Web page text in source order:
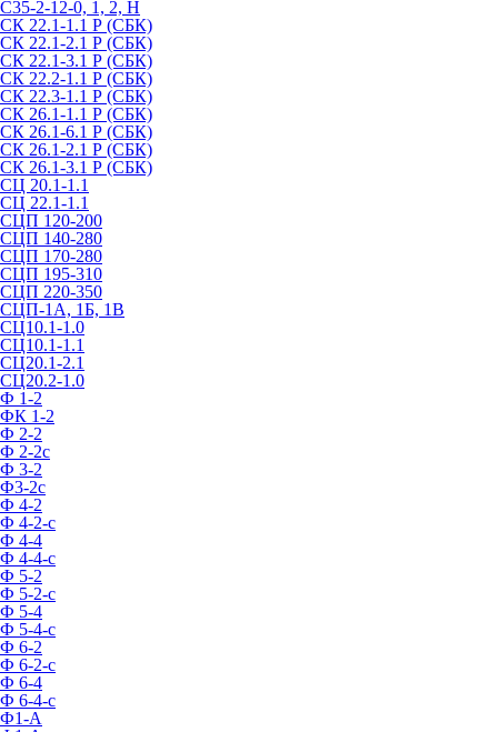
С35-2-12-0, 1, 2, Н
СК 22.1-1.1 Р (СБК)
СК 22.1-2.1 Р (СБК)
СК 22.1-3.1 Р (СБК)
СК 22.2-1.1 Р (СБК)
СК 22.3-1.1 Р (СБК)
СК 26.1-1.1 Р (СБК)
СК 26.1-6.1 Р (СБК)
СК 26.1-2.1 Р (СБК)
СК 26.1-3.1 Р (СБК)
СЦ 20.1-1.1
СЦ 22.1-1.1
СЦП 120-200
СЦП 140-280
СЦП 170-280
СЦП 195-310
СЦП 220-350
СЦП-1А, 1Б, 1В
СЦ10.1-1.0
СЦ10.1-1.1
СЦ20.1-2.1
СЦ20.2-1.0
Ф 1-2
ФК 1-2
Ф 2-2
Ф 2-2с
Ф 3-2
Ф3-2с
Ф 4-2
Ф 4-2-с
Ф 4-4
Ф 4-4-с
Ф 5-2
Ф 5-2-с
Ф 5-4
Ф 5-4-с
Ф 6-2
Ф 6-2-с
Ф 6-4
Ф 6-4-с
Ф1-А